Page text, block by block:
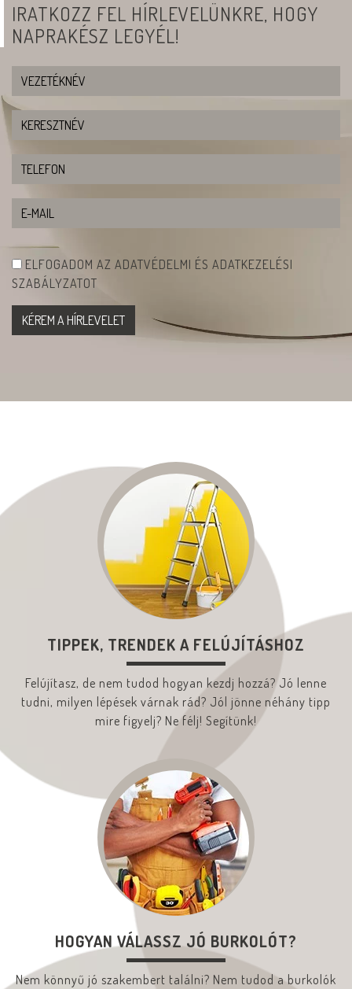
IRATKOZZ FEL HÍRLEVELÜNKRE, HOGY
NAPRAKÉSZ LEGYÉL!
ELFOGADOM AZ ADATVÉDELMI ÉS ADATKEZELÉSI
SZABÁLYZATOT
TIPPEK, TRENDEK A FELÚJÍTÁSHOZ
Felújítasz, de nem tudod hogyan kezdj hozzá? Jó lenne
tudni, milyen lépések várnak rád? Jól jönne néhány tipp
mire figyelj? Ne félj! Segítünk!
HOGYAN VÁLASSZ JÓ BURKOLÓT?
Nem könnyű jó szakembert találni? Nem tudod a burkolók